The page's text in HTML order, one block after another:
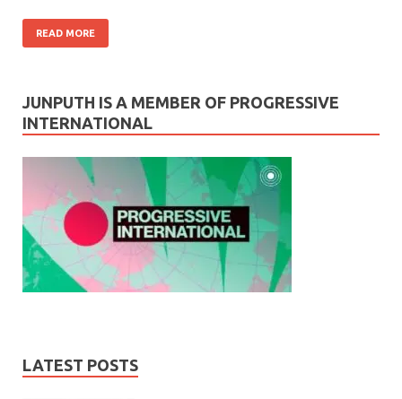
READ MORE
JUNPUTH IS A MEMBER OF PROGRESSIVE
INTERNATIONAL
LATEST POSTS